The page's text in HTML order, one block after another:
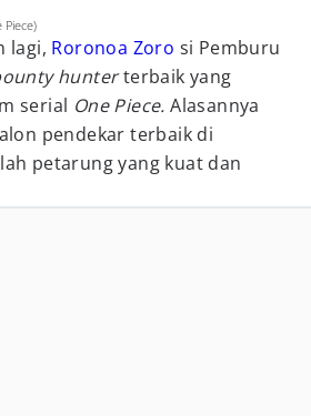
lagi, Roronoa Zoro si Pemburu
hunterterbaik yang
serial One Piece.Alasannya
pendekar terbaik di
petarung yang kuat dan